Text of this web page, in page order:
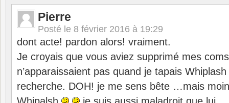
Pierre
Posté le 8 février 2016 à 19:29
dont acte! pardon alors! vraiment.
Je croyais que vous aviez supprimé mes
n’apparaissaient pas quand je tapais
recherche. DOH! je me sens bête …mais